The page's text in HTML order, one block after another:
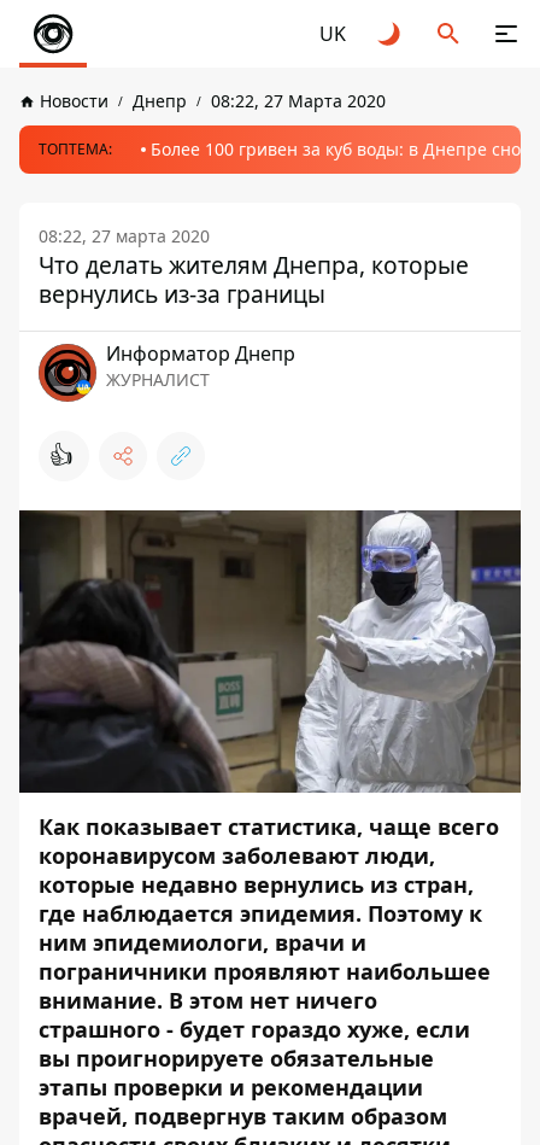
UK
Новости Днепр 08:22, 27 Марта 2020
ТОПТЕМА: Более 100 гривен за куб воды: в Днепре
08:22, 27 марта 2020
Что делать жителям Днепра, которые
вернулись из-за границы
Информатор Днепр
ЖУРНАЛИСТ
👍
Как показывает статистика, чаще всего
коронавирусом заболевают люди,
которые недавно вернулись из стран,
где наблюдается эпидемия. Поэтому к
ним эпидемиологи, врачи и
пограничники проявляют наибольшее
внимание. В этом нет ничего
страшного - будет гораздо хуже, если
вы проигнорируете обязательные
этапы проверки и рекомендации
врачей, подвергнув таким образом